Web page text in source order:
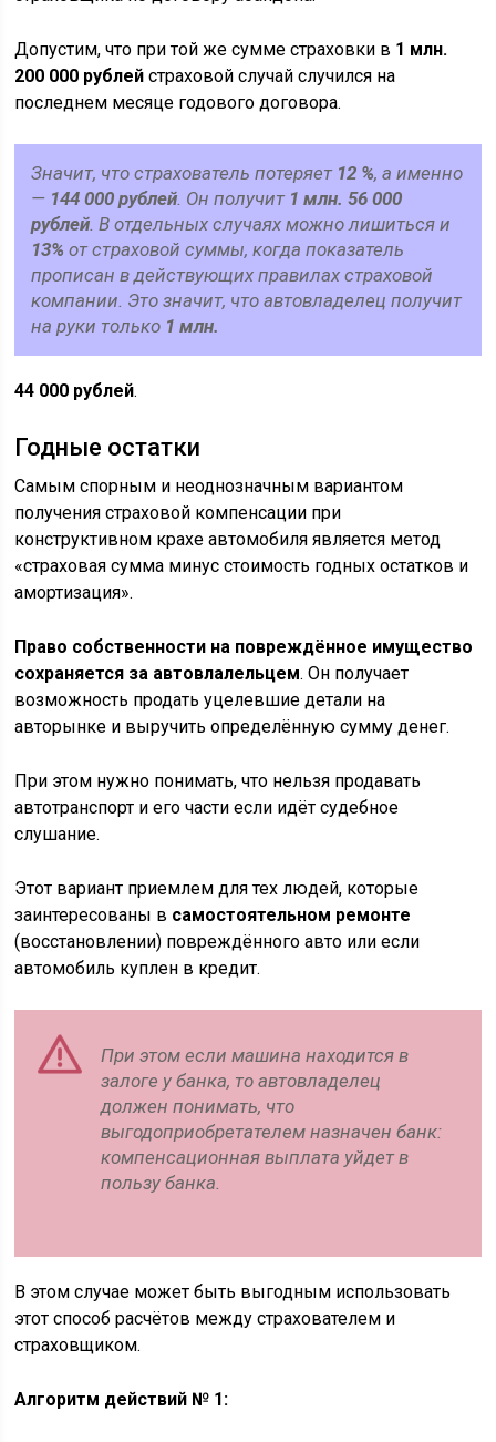
Допустим, что при той же сумме страховки в 1 млн.
200 000 рублей страховой случай случился на
последнем месяце годового договора.
Значит, что страхователь потеряет 12 %, а именно
— 144 000 рублей. Он получит 1 млн. 56 000
рублей. В отдельных случаях можно лишиться и
13% от страховой суммы, когда показатель
прописан в действующих правилах страховой
компании. Это значит, что автовладелец получит
на руки только 1 млн.
44 000 рублей.
Годные остатки
Самым спорным и неоднозначным вариантом
получения страховой компенсации при
конструктивном крахе автомобиля является метод
«страховая сумма минус стоимость годных остатков и
амортизация».
Право собственности на повреждённое имущество
сохраняется за автовлалельцем. Он получает
возможность продать уцелевшие детали на
авторынке и выручить определённую сумму денег.
При этом нужно понимать, что нельзя продавать
автотранспорт и его части если идёт судебное
слушание.
Этот вариант приемлем для тех людей, которые
заинтересованы в самостоятельном ремонте
(восстановлении) повреждённого авто или если
автомобиль куплен в кредит.
При этом если машина находится в
залоге у банка, то автовладелец
должен понимать, что
выгодоприобретателем назначен банк:
компенсационная выплата уйдет в
пользу банка.
В этом случае может быть выгодным использовать
этот способ расчётов между страхователем и
страховщиком.
Алгоритм действий № 1: